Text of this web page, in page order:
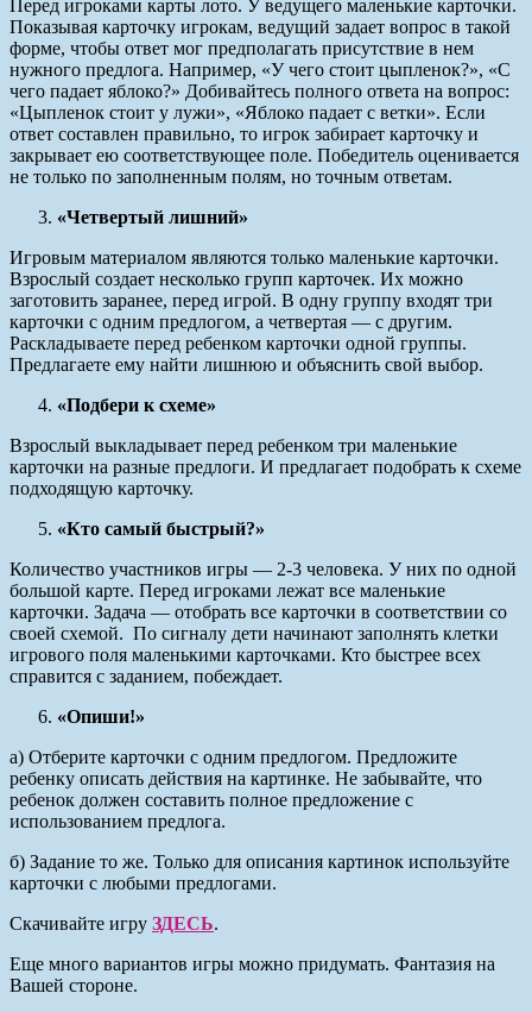
Перед игроками карты лото. У ведущего маленькие карточки.
Показывая карточку игрокам, ведущий задает вопрос в такой
форме, чтобы ответ мог предполагать присутствие в нем
нужного предлога. Например, «У чего стоит цыпленок?», «С
чего падает яблоко?» Добивайтесь полного ответа на вопрос:
«Цыпленок стоит у лужи», «Яблоко падает с ветки». Если
ответ составлен правильно, то игрок забирает карточку и
закрывает ею соответствующее поле. Победитель оценивается
не только по заполненным полям, но точным ответам.
«Четвертый лишний»
Игровым материалом являются только маленькие карточки.
Взрослый создает несколько групп карточек. Их можно
заготовить заранее, перед игрой. В одну группу входят три
карточки с одним предлогом, а четвертая — с другим.
Раскладываете перед ребенком карточки одной группы.
Предлагаете ему найти лишнюю и объяснить свой выбор.
«Подбери к схеме»
Взрослый выкладывает перед ребенком три маленькие
карточки на разные предлоги. И предлагает подобрать к схеме
подходящую карточку.
«Кто самый быстрый?»
Количество участников игры — 2-3 человека. У них по одной
большой карте. Перед игроками лежат все маленькие
карточки. Задача — отобрать все карточки в соответствии со
своей схемой. По сигналу дети начинают заполнять клетки
игрового поля маленькими карточками. Кто быстрее всех
справится с заданием, побеждает.
«Опиши!»
а) Отберите карточки с одним предлогом. Предложите
ребенку описать действия на картинке. Не забывайте, что
ребенок должен составить полное предложение с
использованием предлога.
б) Задание то же. Только для описания картинок используйте
карточки с любыми предлогами.
Скачивайте игру ЗДЕСЬ.
Еще много вариантов игры можно придумать. Фантазия на
Вашей стороне.